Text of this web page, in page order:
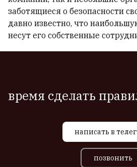
заботящиеся о безопасности
давно известно, что
несут его собственные
время сделать
написать в
позвонить